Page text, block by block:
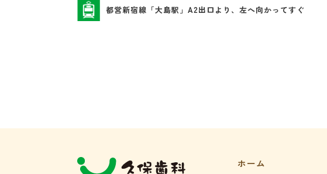
都営新宿線「大島駅」A2出口より、左へ向かってすぐ
ホーム